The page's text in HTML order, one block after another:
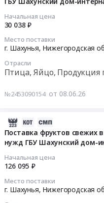
Начальная цена
30 038 ₽
Место поставки
г. Шахунья, Нижегородская
Отрасли
Птица, Яйцо, Продукция
№2453090154 от 08.06.26
Поставка фруктов свежих
нужд ГБУ Шахунский дом-
Начальная цена
126 095 ₽
Место поставки
г. Шахунья, Нижегородская